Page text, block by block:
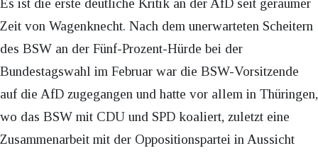
Zeit von Wagenknecht. Nach dem unerwarteten Scheitern
des BSW an der Fünf-Prozent-Hürde bei der
Bundestagswahl im Februar war die BSW-Vorsitzende
auf die AfD zugegangen und hatte vor allem in Thüringen,
wo das BSW mit CDU und SPD koaliert, zuletzt eine
Zusammenarbeit mit der Oppositionspartei in Aussicht